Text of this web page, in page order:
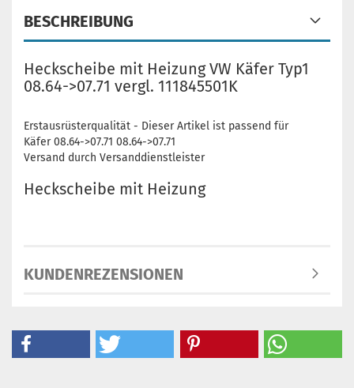
BESCHREIBUNG
Heckscheibe mit Heizung VW Käfer Typ1
08.64->07.71 vergl. 111845501K
Erstausrüsterqualität - Dieser Artikel ist passend für
Käfer 08.64->07.71 08.64->07.71
Versand durch Versanddienstleister
Heckscheibe mit Heizung
KUNDENREZENSIONEN